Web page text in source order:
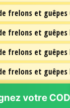
frelons et guêpes
frelons et guêpes
frelons et guêpes
frelons et guêpes
votre